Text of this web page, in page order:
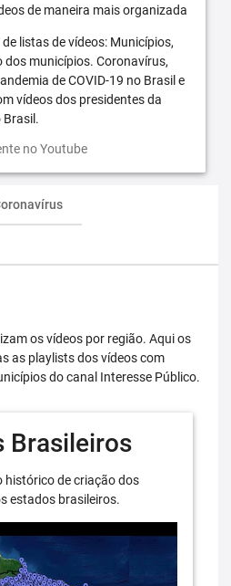
de maneira mais organizada
listas de vídeos: Municípios,
municípios. Coronavírus,
de COVID-19 no Brasil e
vídeos dos presidentes da
Brasil.
no Youtube
os vídeos por região. Aqui os
as playlists dos vídeos com
do canal Interesse Público.
Brasileiros
histórico de criação dos
estados brasileiros.